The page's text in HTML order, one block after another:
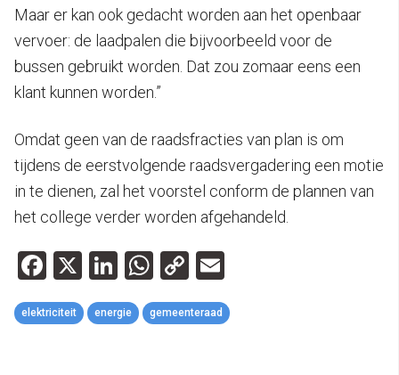
Maar er kan ook gedacht worden aan het openbaar
vervoer: de laadpalen die bijvoorbeeld voor de
bussen gebruikt worden. Dat zou zomaar eens een
klant kunnen worden.”
Omdat geen van de raadsfracties van plan is om
tijdens de eerstvolgende raadsvergadering een motie
in te dienen, zal het voorstel conform de plannen van
het college verder worden afgehandeld.
Facebook
X LinkedIn
WhatsApp
Copy
Link
elektriciteit energie gemeenteraad